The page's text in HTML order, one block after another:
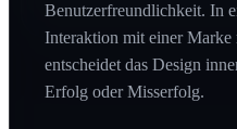
Benutzerfreundlichkeit. In
Interaktion mit einer Marke
entscheidet das Design
Erfolg oder Misserfolg.